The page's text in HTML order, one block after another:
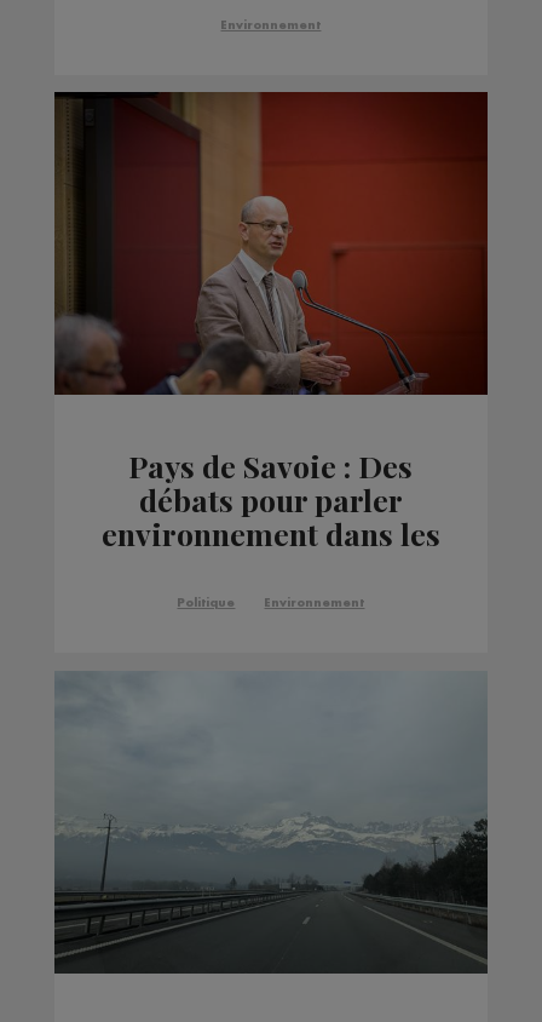
Environnement
Pays de Savoie : Des
débats pour parler
environnement dans les
Politique Environnement